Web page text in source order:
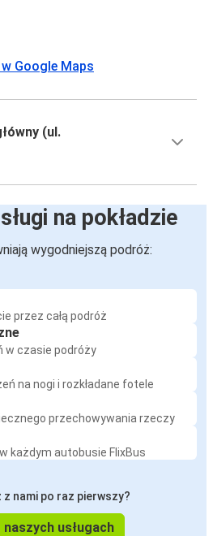
Google Maps
(ul.
na pokładzie
wygodniejszą podróż:
przez całą podróż
w czasie podróży
na nogi i rozkładane fotele
przechowywania rzeczy
każdym autobusie FlixBus
nami po raz pierwszy?
naszych usługach